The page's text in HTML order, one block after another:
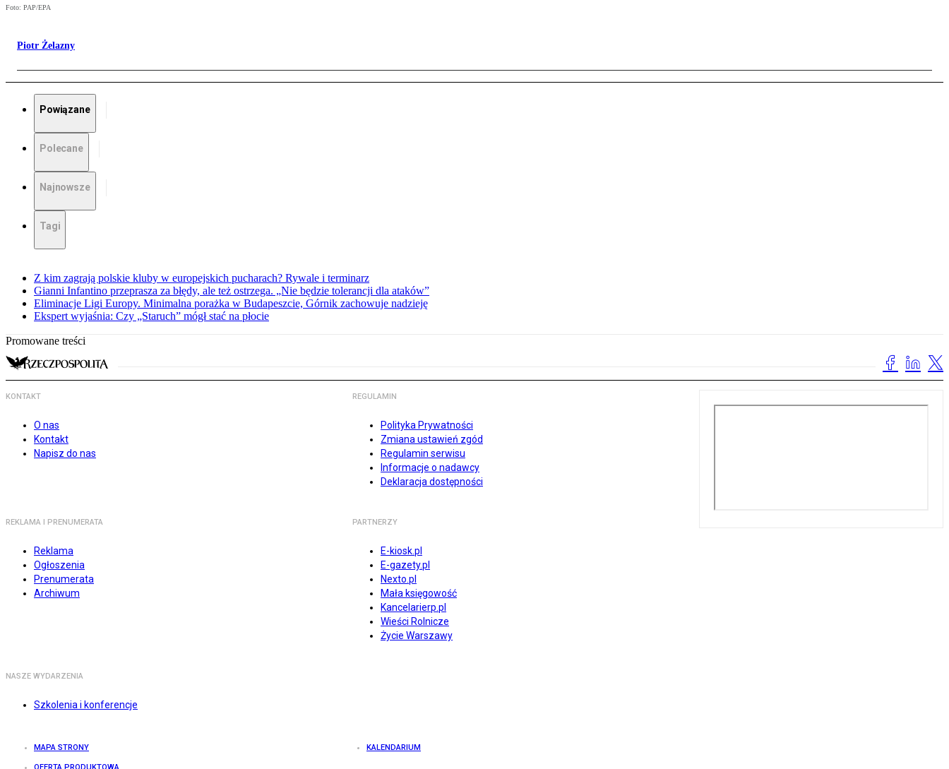
Foto: PAP/EPA
Piotr Żelazny
Powiązane
Polecane
Najnowsze
Tagi
Z kim zagrają polskie kluby w europejskich pucharach? Rywale i terminarz
Gianni Infantino przeprasza za błędy, ale też ostrzega. „Nie będzie tolerancji dla ataków”
Eliminacje Ligi Europy. Minimalna porażka w Budapeszcie, Górnik zachowuje nadzieję
Ekspert wyjaśnia: Czy „Staruch” mógł stać na płocie
Promowane treści
KONTAKT
O nas
Kontakt
Napisz do nas
REGULAMIN
Polityka Prywatności
Zmiana ustawień zgód
Regulamin serwisu
Informacje o nadawcy
Deklaracja dostępności
REKLAMA I PRENUMERATA
Reklama
Ogłoszenia
Prenumerata
Archiwum
PARTNERZY
E-kiosk.pl
E-gazety.pl
Nexto.pl
Mała księgowość
Kancelarierp.pl
Wieści Rolnicze
Życie Warszawy
NASZE WYDARZENIA
Szkolenia i konferencje
MAPA STRONY KALENDARIUM